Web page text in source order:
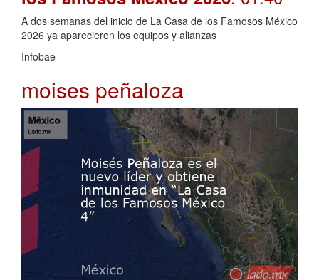
A dos semanas del inicio de La Casa de los Famosos México
2026 ya aparecieron los equipos y alianzas
Infobae
moises peñaloza